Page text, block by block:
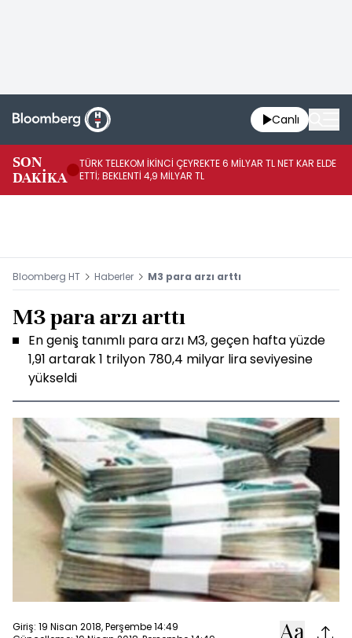
Canlı
SON
DAKİKA
TÜRK TELEKOM İKİNCİ ÇEYREKTE 6 MİLYAR TL NET KAR ELDE
ETTİ; BEKLENTİ 4,9 MİLYAR TL
Bloomberg HT Haberler M3 para arzı arttı
M3 para arzı arttı
En geniş tanımlı para arzı M3, geçen hafta yüzde
1,91 artarak 1 trilyon 780,4 milyar lira seviyesine
yükseldi
Giriş: 19 Nisan 2018, Perşembe 14:49